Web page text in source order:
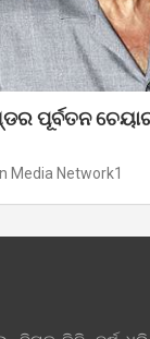
ପୂର୍ବତନ
Media Network1